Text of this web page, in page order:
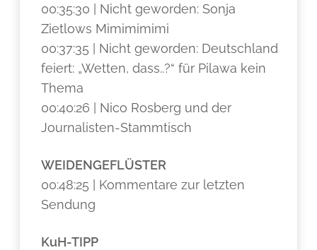
00:35:30 | Nicht geworden: Sonja
Zietlows Mimimimimi
00:37:35 | Nicht geworden: Deutschland
feiert: „Wetten, dass..?“ für Pilawa kein
Thema
00:40:26 | Nico Rosberg und der
Journalisten-Stammtisch
WEIDENGEFLÜSTER
00:48:25 | Kommentare zur letzten
Sendung
KuH-TIPP